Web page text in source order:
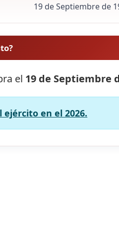
19 de Septiembre de
el 19 de Septiembre
ejército en el 2026.